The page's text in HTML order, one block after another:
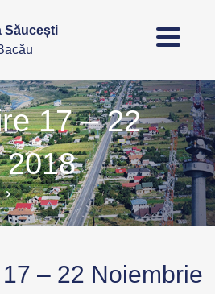
Săucești
17 – 22
2018
– 22 Noiembrie